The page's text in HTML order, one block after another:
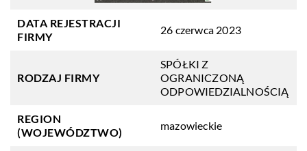
DATA REJESTRACJI
FIRMY
26 czerwca 2023
RODZAJ FIRMY
SPÓŁKI Z
OGRANICZONĄ
ODPOWIEDZIALNOŚCIĄ
REGION
(WOJEWÓDZTWO)
mazowieckie